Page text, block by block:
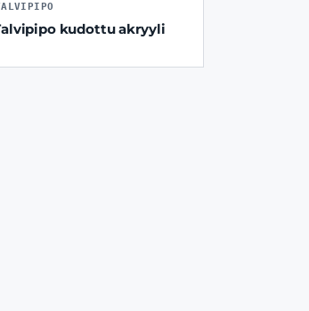
kudottu akryyli